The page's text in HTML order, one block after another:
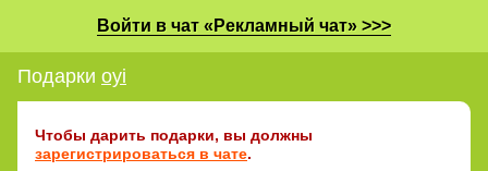
Войти в чат «Рекламный чат» >>>
Подарки oyi
Чтобы дарить подарки, вы должны
зарегистрироваться в чате.